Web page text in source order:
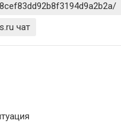
чат